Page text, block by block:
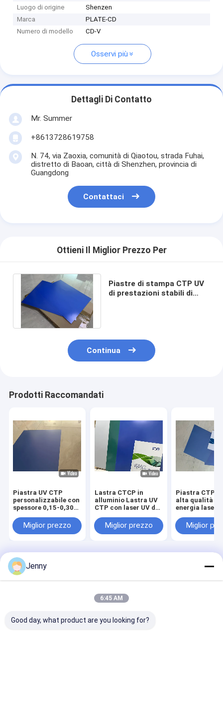
Luogo di origine
Shenzen
Marca
PLATE-CD
Numero di modello
CD-V
Osservi più
Dettagli Di Contatto
Mr. Summer
+8613728619758
N. 74, via Zaoxia, comunità di Qiaotou, strada Fuhai,
distretto di Baoan, città di Shenzhen, provincia di
Guangdong
Contattaci
Ottieni Il Miglior Prezzo Per
Piastre di stampa CTP UV
di prestazioni stabili di
Continua
Prodotti Raccomandati
Piastra UV CTP
personalizzabile con
spessore 0,15-0,30
risciacquo 23-26S
con rivestimento blu
Miglior prezzo
Lastra CTCP in
alluminio Lastra UV
CTP con laser UV da
100.000~200.000
impression
Miglior prezzo
Piastra CTP
alta qualità
energia laser
rivestimento
la stampa di
Miglior
cinese.Copyright © 2026 Chuangda (Shenzhen) Printing Equipment
Group. All Rights Reserved.
Jenny
6:45 AM
Good day, what product are you looking for?